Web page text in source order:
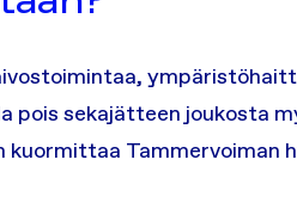
pois sekajätteen joukosta
Tammervoiman